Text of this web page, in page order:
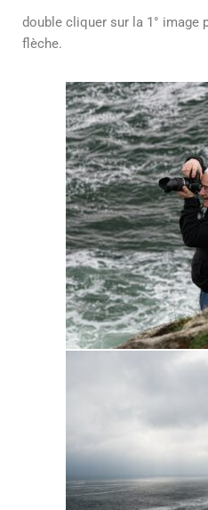
double cliquer sur la 1° image
flèche.